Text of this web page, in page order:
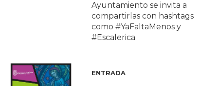
Ayuntamiento se invita a
compartirlas con hashtags
como #YaFaltaMenos y
#Escalerica
ENTRADA